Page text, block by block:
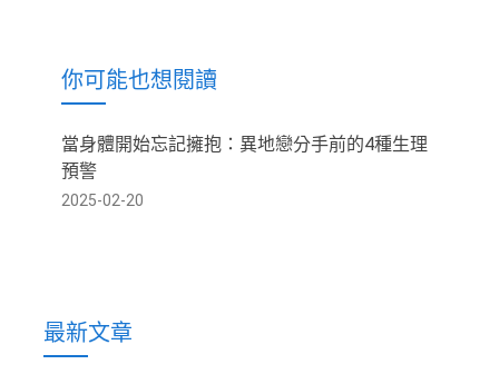
你可能也想閱讀
當身體開始忘記擁抱：異地戀分手前的4種生理
預警
2025-02-20
最新文章